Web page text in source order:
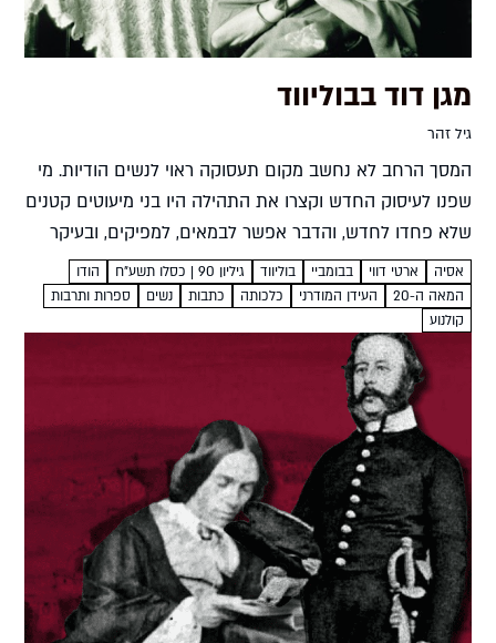
מגן דוד בבוליווד
גיל זהר
המסך הרחב לא נחשב מקום תעסוקה ראוי לנשים הודיות. מי
שפנו לעיסוק החדש וקצרו את התהילה היו בני מיעוטים קטנים
שלא פחדו לחדש, והדבר אפשר לבמאים, למפיקים, ובעיקר
לשחקניות יהודיות להשתלב בתחום. בנות המיעוט היהודי...
אסיה ארטי דווי בבומביי בוליווד גיליון 90 | כסלו תשע"ח
הודו
המאה ה-20
העידן המודרני כלכותה כתבות נשים
ספרות ותרבות
קולנוע